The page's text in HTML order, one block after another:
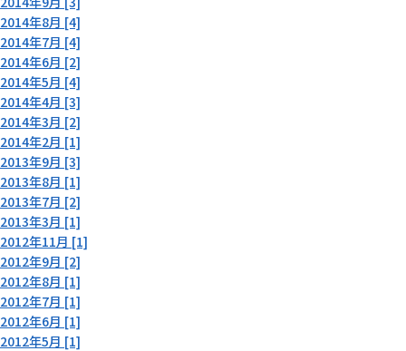
2014年8月 [4]
2014年7月 [4]
2014年6月 [2]
2014年5月 [4]
2014年4月 [3]
2014年3月 [2]
2014年2月 [1]
2013年9月 [3]
2013年8月 [1]
2013年7月 [2]
2013年3月 [1]
2012年11月 [1]
2012年9月 [2]
2012年8月 [1]
2012年7月 [1]
2012年6月 [1]
2012年5月 [1]